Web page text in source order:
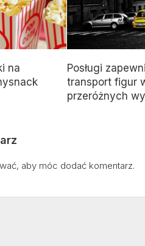
na
Posługi
transport figur
przeróżnych
, aby móc dodać komentarz.